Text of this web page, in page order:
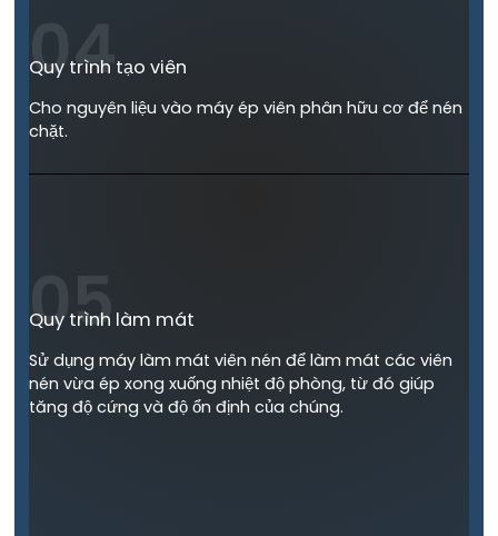
04
Quy trình tạo viên
Cho nguyên liệu vào máy ép viên phân hữu cơ để nén
chặt.
05
Quy trình làm mát
Sử dụng máy làm mát viên nén để làm mát các viên
nén vừa ép xong xuống nhiệt độ phòng, từ đó giúp
tăng độ cứng và độ ổn định của chúng.